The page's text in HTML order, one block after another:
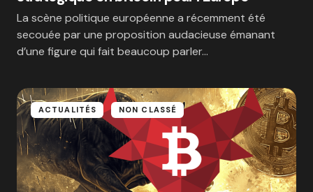
La scène politique européenne a récemment été
secouée par une proposition audacieuse émanant
d’une figure qui fait beaucoup parler…
ACTUALITÉS NON CLASSÉ